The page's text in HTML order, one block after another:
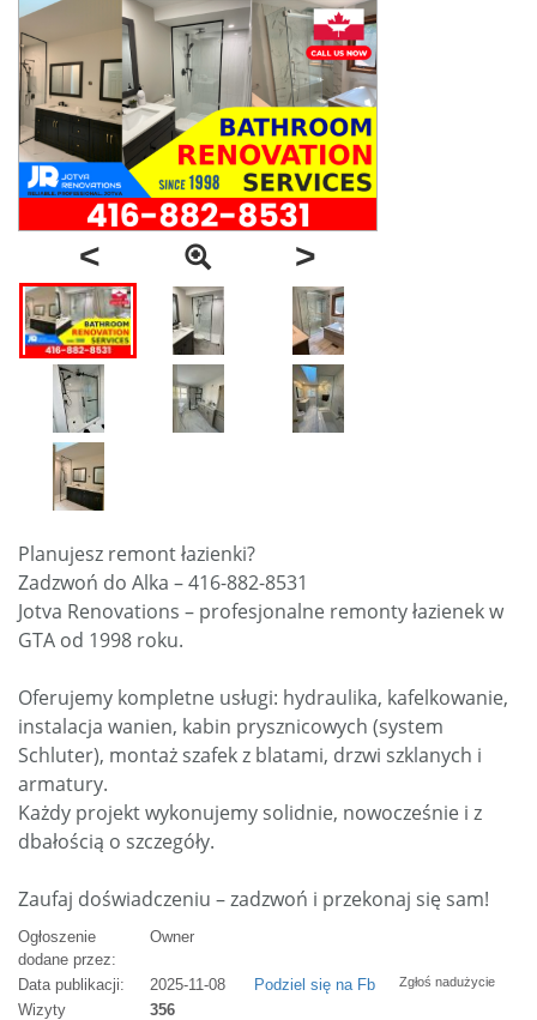
< >
Planujesz remont łazienki?
Zadzwoń do Alka – 416-882-8531
Jotva Renovations – profesjonalne remonty łazienek w
GTA od 1998 roku.
Oferujemy kompletne usługi: hydraulika, kafelkowanie,
instalacja wanien, kabin prysznicowych (system
Schluter), montaż szafek z blatami, drzwi szklanych i
armatury.
Każdy projekt wykonujemy solidnie, nowocześnie i z
dbałością o szczegóły.
Zaufaj doświadczeniu – zadzwoń i przekonaj się sam!
Ogłoszenie
dodane przez:
Owner
Data publikacji: 2025-11-08 Podziel się na Fb Zgłoś nadużycie
Wizyty 356